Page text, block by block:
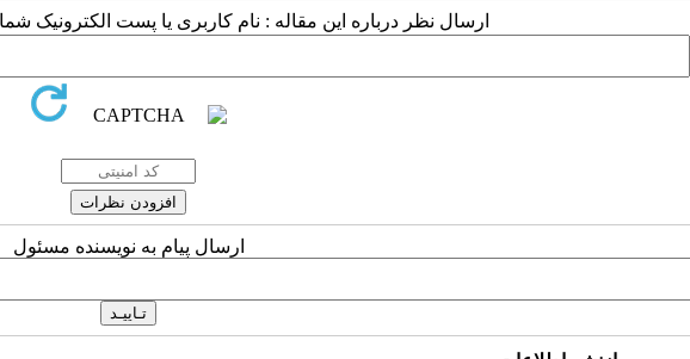
ارسال نظر درباره این مقاله : نام کاربری یا پست الکترونیک
ارسال پیام به نویسنده مسئول